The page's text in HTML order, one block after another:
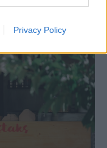
Privacy Policy